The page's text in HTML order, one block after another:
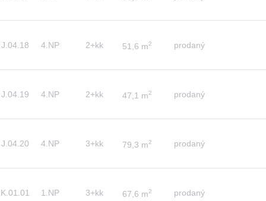
J.04.18 4.NP 2+kk 51,6 m2 prodaný
J.04.19 4.NP 2+kk 47,1 m2 prodaný
J.04.20 4.NP 3+kk 79,3 m2 prodaný
K.01.01 1.NP 3+kk 67,6 m2 prodaný